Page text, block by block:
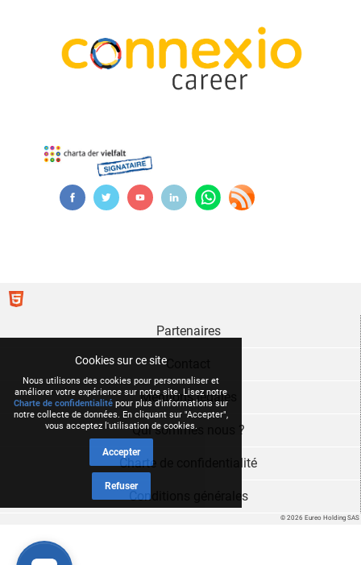
Cookies sur ce site
Nous utilisons des cookies pour personnaliser et
améliorer votre expérience sur notre site. Lisez notre
Charte de confidentialité pour plus d'informations sur
notre collecte de données. En cliquant sur "Accepter",
vous acceptez l'utilisation de cookies.
Accepter
Refuser
© 2026 Eureo Holding SAS
Partenaires
Contact
Mentions légales
Qui sommes nous ?
Charte de confidentialité
Conditions générales